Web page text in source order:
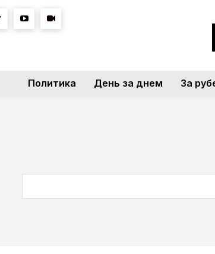
Политика День за днем За